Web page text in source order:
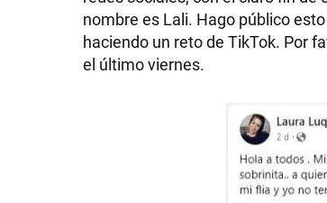
nombre es Lali. Hago público
haciendo un reto de TikTok. Por
el último viernes.
POLICIALES
ECONOMÍA